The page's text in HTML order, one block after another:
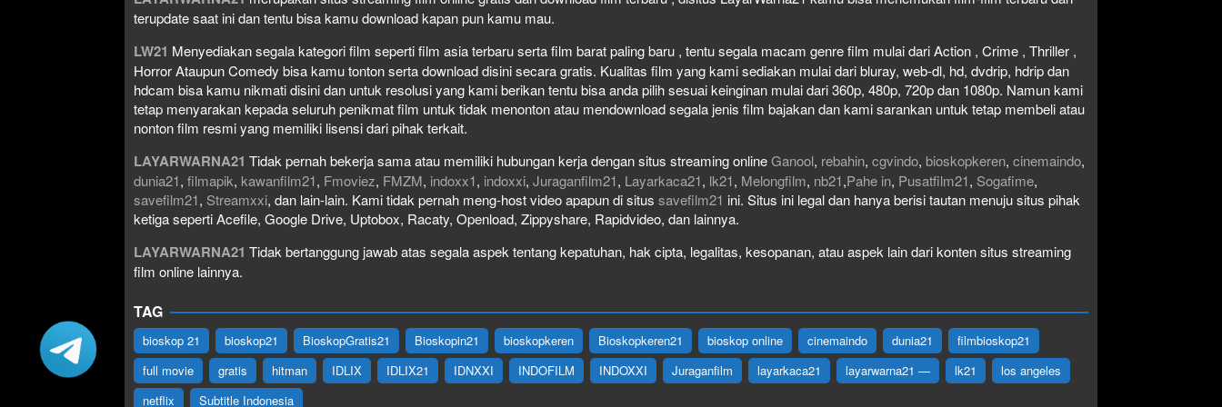
terupdate saat ini dan tentu bisa kamu download kapan pun kamu mau.
LW21 Menyediakan segala kategori film seperti film asia terbaru serta film barat paling baru , tentu segala macam genre film mulai dari Action , Crime , Thriller ,
Horror Ataupun Comedy bisa kamu tonton serta download disini secara gratis. Kualitas film yang kami sediakan mulai dari bluray, web-dl, hd, dvdrip, hdrip dan
hdcam bisa kamu nikmati disini dan untuk resolusi yang kami berikan tentu bisa anda pilih sesuai keinginan mulai dari 360p, 480p, 720p dan 1080p. Namun kami
tetap menyarakan kepada seluruh penikmat film untuk tidak menonton atau mendownload segala jenis film bajakan dan kami sarankan untuk tetap membeli atau
nonton film resmi yang memiliki lisensi dari pihak terkait.
LAYARWARNA21 Tidak pernah bekerja sama atau memiliki hubungan kerja dengan situs streaming onlineGanool, rebahin, cgvindo, bioskopkeren, cinemaindo,
dunia21, filmapik, kawanfilm21, Fmoviez, FMZM, indoxx1, indoxxi, Juraganfilm21, Layarkaca21, lk21, Melongfilm, nb21,Pahe in, Pusatfilm21, Sogafime,
savefilm21, Streamxxi, dan lain-lain. Kami tidak pernah meng-host video apapun di situs savefilm21 ini. Situs ini legal dan hanya berisi tautan menuju situs pihak
ketiga seperti Acefile, Google Drive, Uptobox, Racaty, Openload, Zippyshare, Rapidvideo, dan lainnya.
LAYARWARNA21 Tidak bertanggung jawab atas segala aspek tentang kepatuhan, hak cipta, legalitas, kesopanan, atau aspek lain dari konten situs streaming
film online lainnya.
TAG
bioskop 21 bioskop21 BioskopGratis21 Bioskopin21 bioskopkeren Bioskopkeren21 bioskop online cinemaindo dunia21
filmbioskop21
full movie
gratis hitman IDLIX IDLIX21 IDNXXI INDOFILM INDOXXI Juraganfilm layarkaca21 layarwarna21 — lk21
los angeles
netflix
Subtitle Indonesia